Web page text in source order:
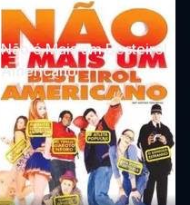
Não é Mais um Besteirol
Americano